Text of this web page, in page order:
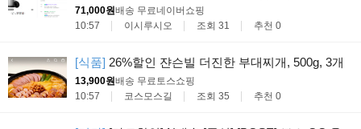
71,000원배송 무료네이버쇼핑
10:57
이시루시오 조회 31 추천 0
[식품] 26%할인 쟌슨빌 더진한 부대찌개, 500g, 3개
13,900원배송 무료토스쇼핑
10:57
코스모스길 조회 35 추천 0